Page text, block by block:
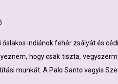
őslakos indiánok fehér zsályát és
hogy csak tiszta,
munkát. A Palo Santo vagyis